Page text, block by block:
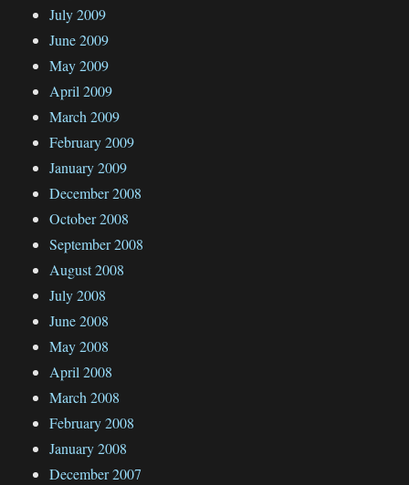
July 2009
June 2009
May 2009
April 2009
March 2009
February 2009
January 2009
December 2008
October 2008
September 2008
August 2008
July 2008
June 2008
May 2008
April 2008
March 2008
February 2008
January 2008
December 2007